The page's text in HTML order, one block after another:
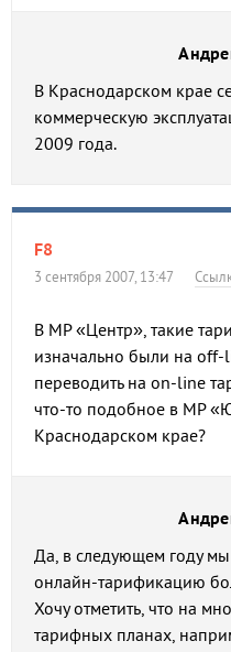
В Краснодарском крае
коммерческую
2009 года.
F8
3 сентября 2007, 13:47
В МР «Центр», такие
изначально были на off-
переводить на on-line
что-то подобное в МР
Краснодарском крае?
Да, в следующем году
онлайн-тарификацию
Хочу отметить, что на
тарифных планах,